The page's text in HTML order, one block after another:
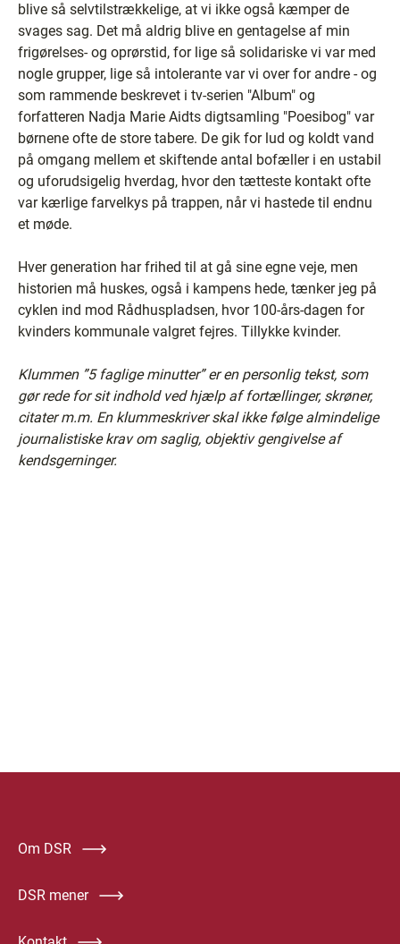
blive så selvtilstrækkelige, at vi ikke også kæmper de
svages sag. Det må aldrig blive en gentagelse af min
frigørelses- og oprørstid, for lige så solidariske vi var med
nogle grupper, lige så intolerante var vi over for andre - og
som rammende beskrevet i tv-serien "Album" og
forfatteren Nadja Marie Aidts digtsamling "Poesibog" var
børnene ofte de store tabere. De gik for lud og koldt vand
på omgang mellem et skiftende antal bofæller i en ustabil
og uforudsigelig hverdag, hvor den tætteste kontakt ofte
var kærlige farvelkys på trappen, når vi hastede til endnu
et møde.
Hver generation har frihed til at gå sine egne veje, men
historien må huskes, også i kampens hede, tænker jeg på
cyklen ind mod Rådhuspladsen, hvor 100-års-dagen for
kvinders kommunale valgret fejres. Tillykke kvinder.
Klummen ”5 faglige minutter” er en personlig tekst, som
gør rede for sit indhold ved hjælp af fortællinger, skrøner,
citater m.m. En klummeskriver skal ikke følge almindelige
journalistiske krav om saglig, objektiv gengivelse af
kendsgerninger.
Om DSR
DSR mener